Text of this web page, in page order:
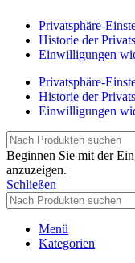
Privatsphäre-
Historie der
Einwilligungen
Privatsphäre-
Historie der
Einwilligungen
Beginnen Sie mit der
anzuzeigen.
Schließen
Menü
Kategorien